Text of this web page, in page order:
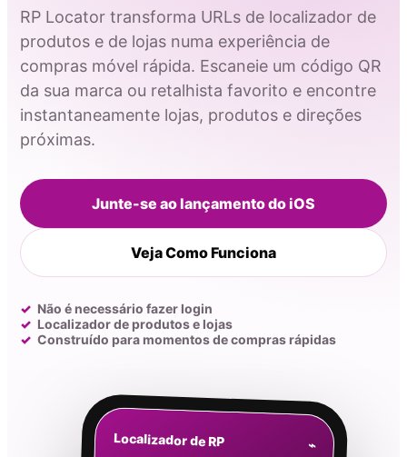
RP Locator transforma URLs de localizador de
produtos e de lojas numa experiência de
compras móvel rápida. Escaneie um código QR
da sua marca ou retalhista favorito e encontre
instantaneamente lojas, produtos e direções
próximas.
Junte-se ao lançamento do iOS
Veja Como Funciona
Não é necessário fazer login
Localizador de produtos e lojas
Construído para momentos de compras rápidas
Localizador de RP ⌁